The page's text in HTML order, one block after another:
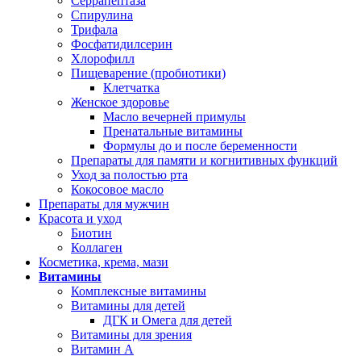
Спирулина
Трифала
Фосфатидилсерин
Хлорофилл
Пищеварение (пробиотики)
Клетчатка
Женское здоровье
Масло вечерней примулы
Пренатальные витамины
Формулы до и после беременности
Препараты для памяти и когнитивных функций
Уход за полостью рта
Кокосовое масло
Препараты для мужчин
Красота и уход
Биотин
Коллаген
Косметика, крема, мази
Витамины
Комплексные витамины
Витамины для детей
ДГК и Омега для детей
Витамины для зрения
Витамин А